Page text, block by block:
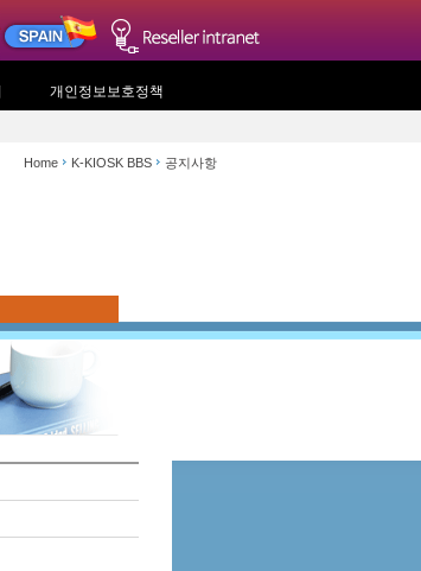
개인정보보호정책
Home K-KIOSK BBS 공지사항